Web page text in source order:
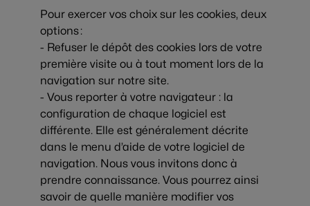
Pour exercer vos choix sur les cookies, deux
options :
- Refuser le dépôt des cookies lors de votre
première visite ou à tout moment lors de la
navigation sur notre site.
- Vous reporter à votre navigateur : la
configuration de chaque logiciel est
différente. Elle est généralement décrite
dans le menu d’aide de votre logiciel de
navigation. Nous vous invitons donc à
prendre connaissance. Vous pourrez ainsi
savoir de quelle manière modifier vos